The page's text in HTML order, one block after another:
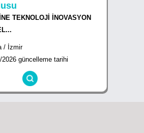
TEKNOLOJİ İNOVASYON
/ İzmir
2026 güncelleme tarihi